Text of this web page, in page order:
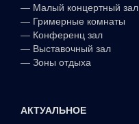
— Малый концертный зал
— Гримерные комнаты
— Конференц зал
— Выставочный зал
— Зоны отдыха
АКТУАЛЬНОЕ